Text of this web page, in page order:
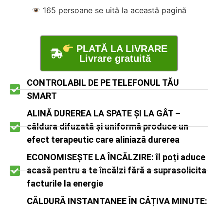
165 persoane se uită la această pagină
PLATĂ LA LIVRARE
Livrare gratuită
CONTROLABIL DE PE TELEFONUL TĂU
SMART
ALINĂ DUREREA LA SPATE ȘI LA GÂT –
căldura difuzată și uniformă produce un
efect terapeutic care aliniază durerea
ECONOMISEȘTE LA ÎNCĂLZIRE: îl poți aduce
acasă pentru a te încălzi fără a suprasolicita
facturile la energie
CĂLDURĂ INSTANTANEE ÎN CÂȚIVA MINUTE: